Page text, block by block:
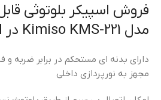
فروش اسپیکر بلوتوثی
مدل Kimiso KMS-221 در PMTECH
دارای بدنه ای مستحکم در برابر ضربه و
مجهز به نورپردازی داخلی